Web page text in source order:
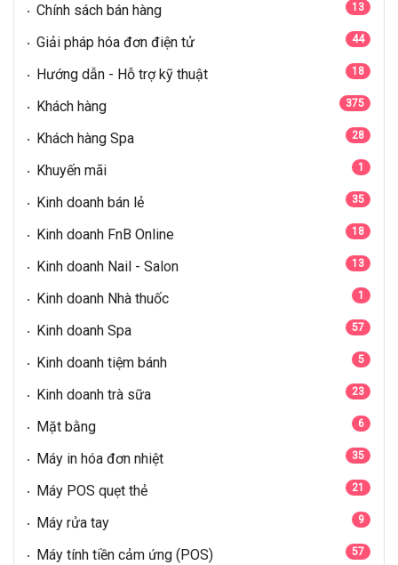
Chính sách bán hàng 13
Giải pháp hóa đơn điện tử 44
Hướng dẫn - Hỗ trợ kỹ thuật 18
Khách hàng 375
Khách hàng Spa 28
Khuyến mãi 1
Kinh doanh bán lẻ 35
Kinh doanh FnB Online 18
Kinh doanh Nail - Salon 13
Kinh doanh Nhà thuốc 1
Kinh doanh Spa 57
Kinh doanh tiệm bánh 5
Kinh doanh trà sữa 23
Mặt bằng 6
Máy in hóa đơn nhiệt 35
Máy POS quẹt thẻ 21
Máy rửa tay 9
Máy tính tiền cảm ứng (POS) 57